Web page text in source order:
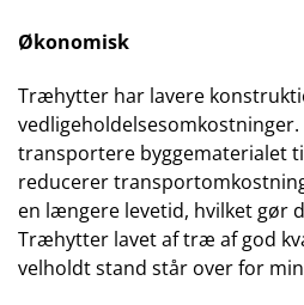
Økonomisk
Træhytter har lavere
transportere byggematerialet
reducerer
en længere levetid, hvilket gør
Træhytter lavet af træ af god
velholdt stand står over for